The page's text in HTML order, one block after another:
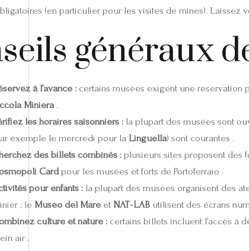
(en particulier pour les visites de mines). Laissez
généraux
à l’avance : certains musées exigent une réservation
Miniera.
les horaires saisonniers : la plupart des musées sont
exemple le mercredi pour la Linguella) sont courantes .
des billets combinés : plusieurs sites proposent des
Cardpour les musées et forts de Portoferraio .
pour enfants : la plupart des musées organisent des
; le Museo del Mare et NAT‑LAB utilisent des écrans
culture et nature : certains billets incluent l’accès à
air .